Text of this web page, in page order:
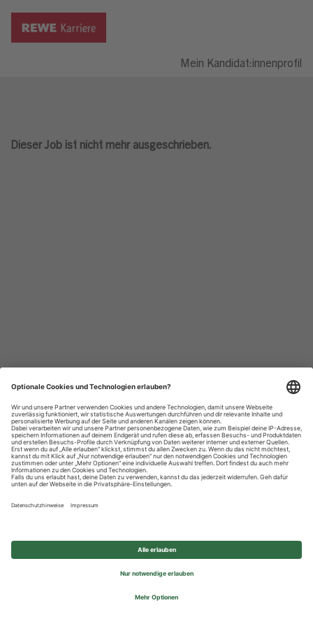
Mein Kandidat:innenprofil
Dieser Job ist nicht mehr ausgeschrieben.
Datenschutzhinweise
Impressum
Privatsphäre-Einstellungen
© 2026 REWE Group - All rights reserved